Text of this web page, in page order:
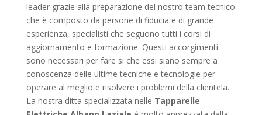
leader grazie alla preparazione del nostro team tecnico
che è composto da persone di fiducia e di grande
esperienza, specialisti che seguono tutti i corsi di
aggiornamento e formazione. Questi accorgimenti
sono necessari per fare si che essi siano sempre a
conoscenza delle ultime tecniche e tecnologie per
operare al meglio e risolvere i problemi della clientela.
La nostra ditta specializzata nelle Tapparelle